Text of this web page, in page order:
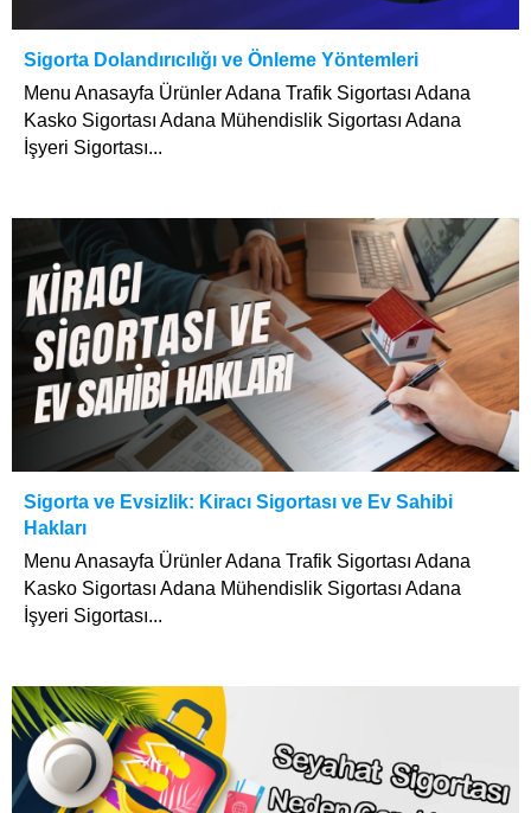
Sigorta Dolandırıcılığı ve Önleme Yöntemleri
Menu Anasayfa Ürünler Adana Trafik Sigortası Adana
Kasko Sigortası Adana Mühendislik Sigortası Adana
İşyeri Sigortası...
Sigorta ve Evsizlik: Kiracı Sigortası ve Ev Sahibi
Hakları
Menu Anasayfa Ürünler Adana Trafik Sigortası Adana
Kasko Sigortası Adana Mühendislik Sigortası Adana
İşyeri Sigortası...